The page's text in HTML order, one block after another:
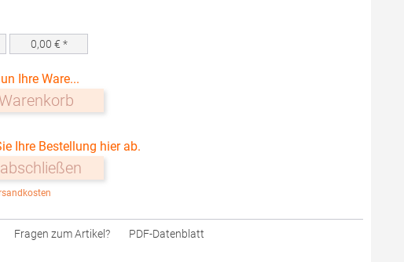
0,00 € *
Ihre Ware...
Ihre Bestellung hier ab.
Fragen zum Artikel? PDF-Datenblatt